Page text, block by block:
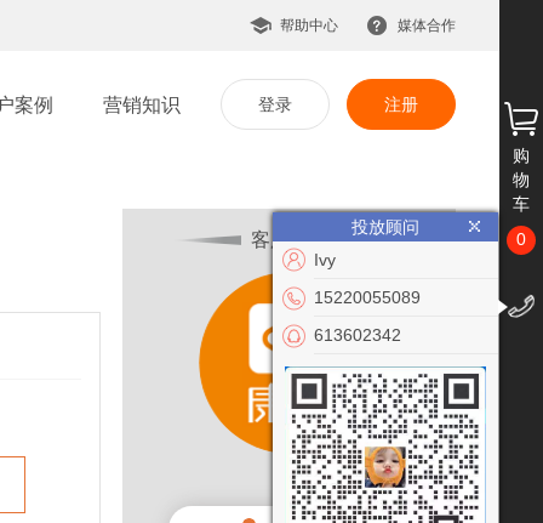
帮助中心 媒体合作
登录 注册
案例 营销知识
客服咨询
余欢
购
物
车
0
投放顾问
Ivy
15220055089
613602342